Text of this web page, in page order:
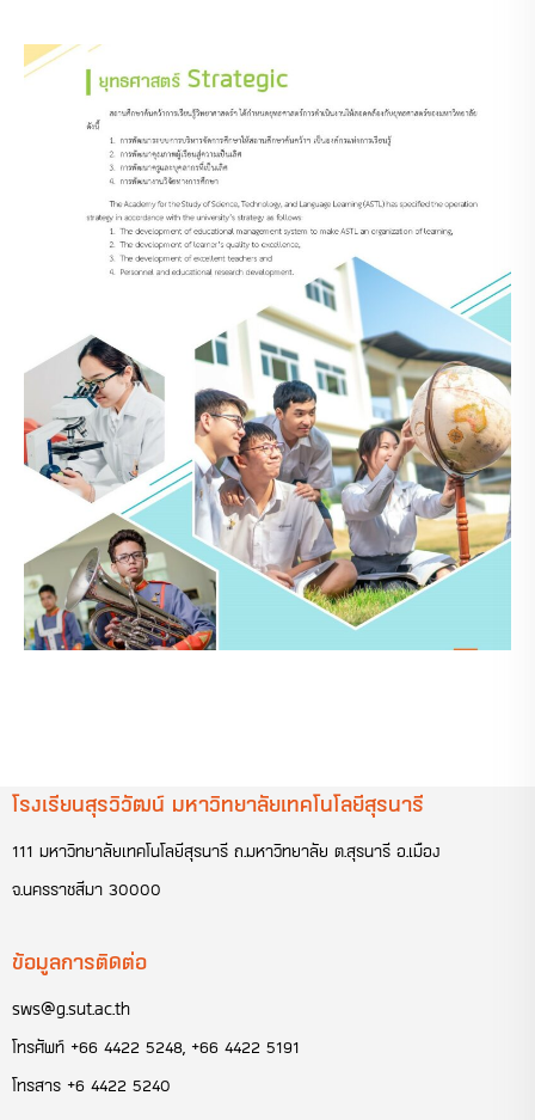
โรงเรียนสุรวิวัฒน์ มหาวิทยาลัยเทคโนโลยีสุรนารี
111 มหาวิทยาลัยเทคโนโลยีสุรนารี ถ.มหาวิทยาลัย ต.สุรนารี อ.เมือง
จ.นครราชสีมา 30000
ข้อมูลการติดต่อ
sws@g.sut.ac.th
โทรศัพท์ +66 4422 5248, +66 4422 5191
โทรสาร +6 4422 5240